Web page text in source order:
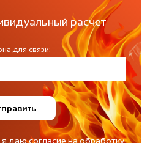
расчет
для связи:
даю согласие на обработку